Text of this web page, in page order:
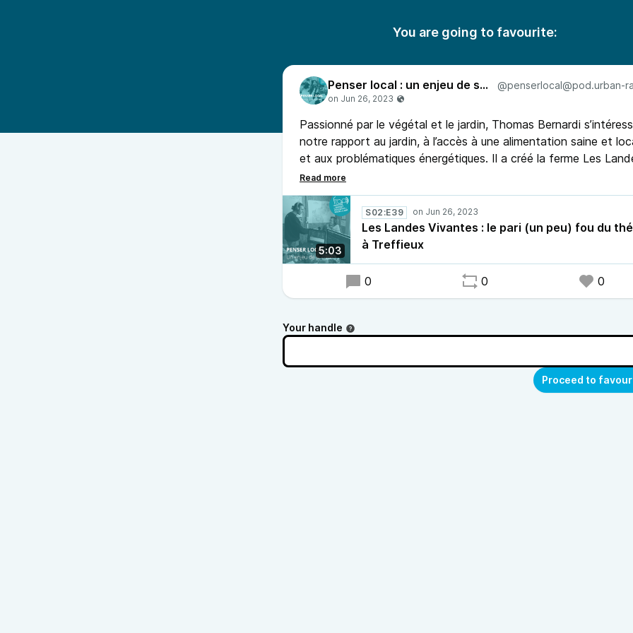
You are going to favourite:
Penser local : un enjeu de société
Passionné par le végétal et le jardin, Thomas Bernardi
notre rapport au jardin, à l’accès à une alimentation saine et
et aux problématiques énergétiques. Il a créé la ferme Les
Vivantes, à Treffieux, sur laquelle il produit du thé, mais aussi
petits fruits (myrtilles, groseilles, cassis...).
5:03
S02:E39
Les Landes Vivantes : le pari (un peu) fou du
à Treffieux
0 0 0
Your handle
Proceed to